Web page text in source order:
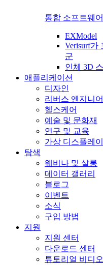
통합 소프트웨
EXModel
Verisurf가
군
인체 3D
애플리케이션
디자인
리버스 엔지니
헬스케어
예술 및 문화재
연구 및 교육
가상 디스플레이
탐색
웨비나 및 살롱
데이터 갤러리
블로그
이벤트
소식
구입 방법
지원
지원 센터
다운로드 센터
튜토리얼 비디오